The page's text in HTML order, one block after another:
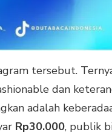
tersebut.
dan
adalah
Rp30.000, publik